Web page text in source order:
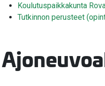
Koulutuspaikkakunta
Tutkinnon perusteet